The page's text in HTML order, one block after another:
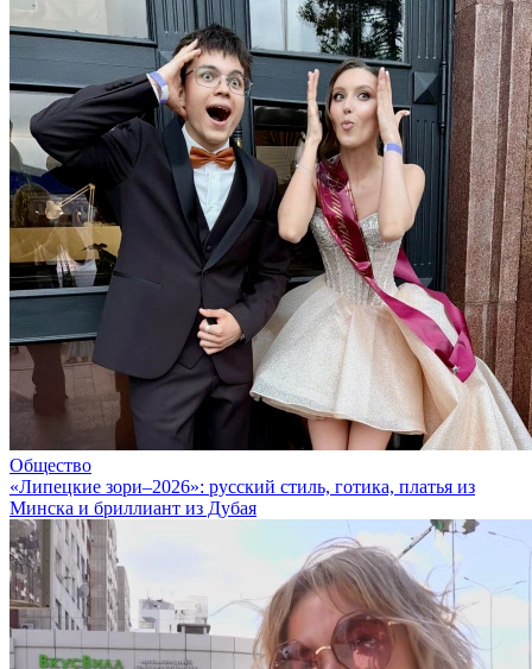
Общество
«Липецкие зори–2026»: русский стиль, готика, платья из
Минска и бриллиант из Дубая